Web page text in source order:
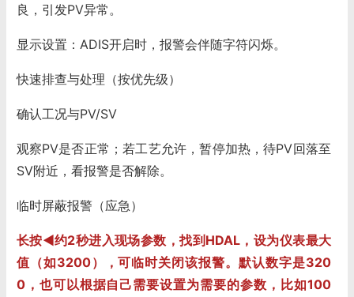
良，引发PV异常。
显示设置：ADIS开启时，报警会伴随字符闪烁。
快速排查与处理（按优先级）
确认工况与PV/SV
观察PV是否正常；若工艺允许，暂停加热，待PV回落至
SV附近，看报警是否解除。
临时屏蔽报警（应急）
长按◀约2秒进入现场参数，找到HDAL，设为仪表最大
值（如3200），可临时关闭该报警。默认数字是320
0，也可以根据自己需要设置为需要的参数，比如100